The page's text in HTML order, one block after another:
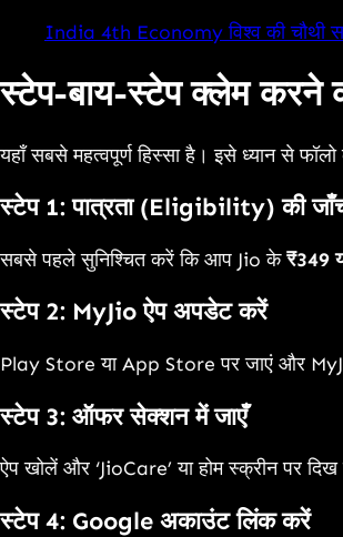
India 4th Economy विश्व की चौथी
स्टेप-बाय-स्टेप क्लेम
यहाँ सबसे महत्वपूर्ण हिस्सा है। इसे ध्यान से
स्टेप 1: पात्रता (Eligibility) की
सबसे पहले सुनिश्चित करें कि आप Jio के₹349
स्टेप 2: MyJio ऐप अपडेट करें
Play Store या App Store पर जाएं और
स्टेप 3: ऑफर सेक्शन में जाएँ
ऐप खोलें और ‘JioCare’ या होम स्क्रीन पर
स्टेप 4: Google अकाउंट लिंक करें